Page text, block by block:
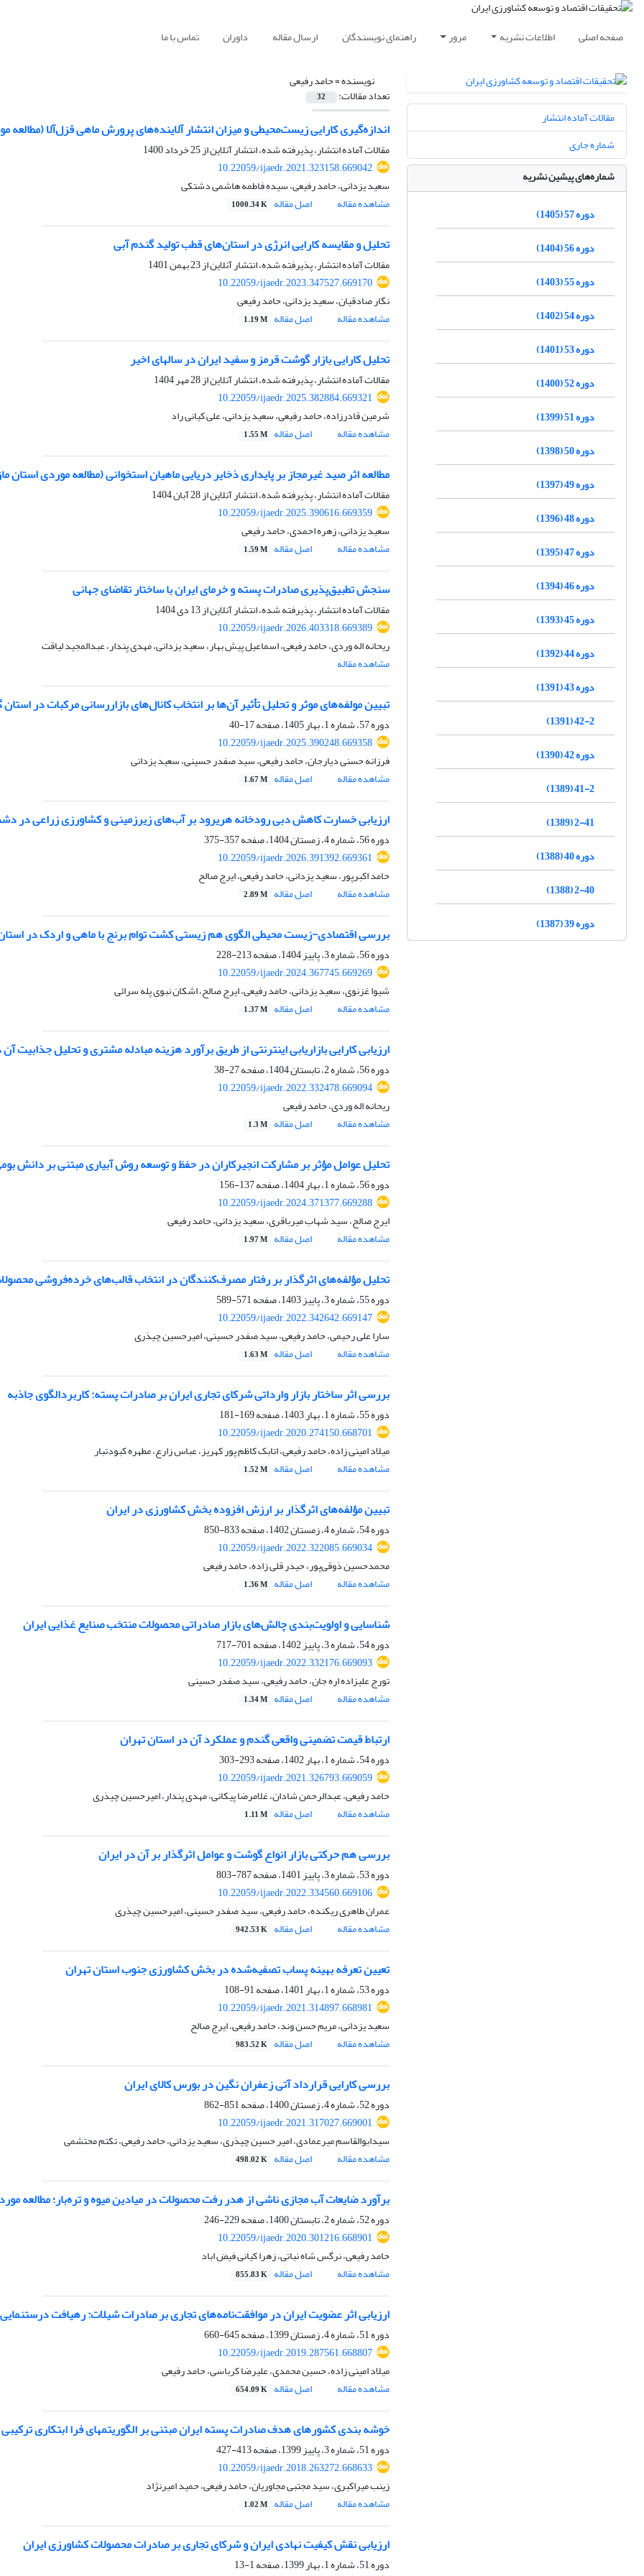
صفحه اصلی اطلاعات نشریه مرور راهنمای نویسندگان ارسال مقاله داوران تماس با ما
نویسنده =حامد رفیعی
تعداد مقالات: 32
اندازه‌گیری کارایی‌ زیست‌محیطی و میزان انتشار آلاینده‌های پرورش ماهی قزل‌آلا (مطالعه
مقالات آماده انتشار، پذیرفته شده، انتشار آنلاین از25 خرداد 1400
10.22059/ijaedr.2021.323158.669042
سعید یزدانی، حامد رفیعی، سیده فاطمه هاشمی دشتکی
مشاهده مقاله
اصل مقاله 1000.34 K
تحلیل و مقایسه کارایی انرژی در استان‌های قطب تولید گندم آبی
مقالات آماده انتشار، پذیرفته شده، انتشار آنلاین از23 بهمن 1401
10.22059/ijaedr.2023.347527.669170
نگار صادقیان، سعید یزدانی، حامد رفیعی
مشاهده مقاله
اصل مقاله 1.19 M
تحلیل کارایی بازار گوشت قرمز و سفید ایران در سالهای اخیر
مقالات آماده انتشار، پذیرفته شده، انتشار آنلاین از28 مهر 1404
10.22059/ijaedr.2025.382884.669321
شرمین قادرزاده، حامد رفیعی، سعید یزدانی، علی کیانی راد
مشاهده مقاله
اصل مقاله 1.55 M
مطالعه اثر صید غیرمجاز بر پایداری ذخایر دریایی ماهیان استخوانی (مطالعه موردی استان
مقالات آماده انتشار، پذیرفته شده، انتشار آنلاین از28 آبان 1404
10.22059/ijaedr.2025.390616.669359
سعید یزدانی، زهره احمدی، حامد رفیعی
مشاهده مقاله
اصل مقاله 1.59 M
سنجش تطبیق‌پذیری صادرات پسته و خرمای ایران با ساختار تقاضای جهانی
مقالات آماده انتشار، پذیرفته شده، انتشار آنلاین از13 دی 1404
10.22059/ijaedr.2026.403318.669389
ریحانه اله وردی، حامد رفیعی، اسماعیل پیش بهار، سعید یزدانی، مهدی پندار، عبدالمجید لیاقت
مشاهده مقاله
تبیین مولفه‌های موثر و تحلیل تأثیر آن‌ها بر انتخاب کانال‌های بازاررسانی مرکبات در استان
دوره 57، شماره 1، بهار 1405، صفحه
17-40
10.22059/ijaedr.2025.390248.669358
فرزانه حسنی دیارجان، حامد رفیعی، سید صفدر حسینی، سعید یزدانی
مشاهده مقاله
اصل مقاله 1.67 M
ارزیابی خسارت کاهش دبی رودخانه هریرود بر آب‌های زیرزمینی و کشاورزی زراعی
دوره 56، شماره 4، زمستان 1404، صفحه
357-375
10.22059/ijaedr.2026.391392.669361
حامد اکبرپور، سعید یزدانی، حامد رفیعی، ایرج صالح
مشاهده مقاله
اصل مقاله 2.89 M
بررسی اقتصادی-زیست محیطی الگوی هم زیستی کشت توام برنج با ماهی و اردک در
دوره 56، شماره 3، پاییز 1404، صفحه
213-228
10.22059/ijaedr.2024.367745.669269
شیوا غزنوی، سعید یزدانی، حامد رفیعی، ایرج صالح، اشکان نبوی پله سرائی
مشاهده مقاله
اصل مقاله 1.37 M
ارزیابی کارایی بازاریابی اینترنتی از طریق برآورد هزینه مبادله مشتری و تحلیل جذابیت
دوره 56، شماره 2، تابستان 1404، صفحه
27-38
10.22059/ijaedr.2022.332478.669094
ریحانه اله وردی، حامد رفیعی
مشاهده مقاله
اصل مقاله 1.3 M
تحلیل عوامل مؤثر بر مشارکت انجیرکاران در حفظ و توسعه‌ روش‌ آبیاری مبتنی بر دانش
دوره 56، شماره 1، بهار 1404، صفحه
137-156
10.22059/ijaedr.2024.371377.669288
ایرج صالح، سید شهاب میرباقری، سعید یزدانی، حامد رفیعی
مشاهده مقاله
اصل مقاله 1.97 M
تحلیل مؤلفه‌های اثرگذار بر رفتار مصرف‌کنندگان در انتخاب قالب‌های خرده‌فروشی
دوره 55، شماره 3، پاییز 1403، صفحه
571-589
10.22059/ijaedr.2022.342642.669147
سارا علی رحیمی، حامد رفیعی، سید صفدر حسینی، امیرحسین چیذری
مشاهده مقاله
اصل مقاله 1.63 M
بررسی اثر ساختار بازار وارداتی شرکای تجاری ایران بر صادرات پسته: کاربردالگوی جاذبه
دوره 55، شماره 1، بهار 1403، صفحه
169-181
10.22059/ijaedr.2020.274150.668701
میلاد امینی زاده، حامد رفیعی، اتابک کاظم پور کهریز، عباس زارع، مطهره کبودتبار
مشاهده مقاله
اصل مقاله 1.52 M
تبیین مؤلفه‌های اثرگذار بر ارزش افزوده بخش کشاورزی در ایران
دوره 54، شماره 4، زمستان 1402، صفحه
833-850
10.22059/ijaedr.2022.322085.669034
محمدحسین ذوقی‌پور، حیدر قلی زاده، حامد رفیعی
مشاهده مقاله
اصل مقاله 1.36 M
شناسایی و اولویت‌بندی چالش‌های بازار صادراتی محصولات منتخب صنایع غذایی ایران
دوره 54، شماره 3، پاییز 1402، صفحه
701-717
10.22059/ijaedr.2022.332176.669093
تورج علیزاده اره جان، حامد رفیعی، سید صفدر حسینی
مشاهده مقاله
اصل مقاله 1.34 M
ارتباط قیمت تضمینی واقعی گندم و عملکرد آن در استان تهران
دوره 54، شماره 1، بهار 1402، صفحه
293-303
10.22059/ijaedr.2021.326793.669059
حامد رفیعی، عبدالرحمن شادان، غلامرضا پیکانی، مهدی پندار، امیرحسین چیذری
مشاهده مقاله
اصل مقاله 1.11 M
بررسی هم حرکتی بازار انواع گوشت و عوامل اثرگذار بر آن در ایران
دوره 53، شماره 3، پاییز 1401، صفحه
787-803
10.22059/ijaedr.2022.334560.669106
عمران طاهری ریکنده، حامد رفیعی، سید صفدر حسینی، امیرحسین چیذری
مشاهده مقاله
اصل مقاله 942.53 K
تعیین تعرفه بهینه پساب تصفیه‌شده در بخش کشاورزی جنوب استان تهران
دوره 53، شماره 1، بهار 1401، صفحه
91-108
10.22059/ijaedr.2021.314897.668981
سعید یزدانی، مریم حسن وند، حامد رفیعی، ایرج صالح
مشاهده مقاله
اصل مقاله 983.52 K
بررسی کارایی قرارداد آتی زعفران نگین در بورس کالای ایران
دوره 52، شماره 4، زمستان 1400، صفحه
851-862
10.22059/ijaedr.2021.317027.669001
سیدابوالقاسم میرعمادی، امیر حسین چیذری، سعید یزدانی، حامد رفیعی، تکتم محتشمی
مشاهده مقاله
اصل مقاله 498.02 K
برآورد ضایعات آب مجازی ناشی از هدر رفت محصولات در میادین میوه‌ و تره‌بار؛ مطالعه
دوره 52، شماره 2، تابستان 1400، صفحه
229-246
10.22059/ijaedr.2020.301216.668901
حامد رفیعی، نرگس شاه نباتی، زهرا کیانی فیض اباد
مشاهده مقاله
اصل مقاله 855.83 K
ارزیابی اثر عضویت ایران در موافقت‌نامه‌های تجاری بر صادرات شیلات: رهیافت
دوره 51، شماره 4، زمستان 1399، صفحه
645-660
10.22059/ijaedr.2019.287561.668807
میلاد امینی زاده، حسین محمدی، علیرضا کرباسی، حامد رفیعی
مشاهده مقاله
اصل مقاله 654.09 K
خوشه بندی کشورهای هدف صادرات پسته ایران مبتنی بر الگوریتمهای فرا ابتکاری ترکیبی
دوره 51، شماره 3، پاییز 1399، صفحه
413-427
10.22059/ijaedr.2018.263272.668633
زینب میراکبری، سید مجتبی مجاوریان، حامد رفیعی، حمید امیرنژاد
مشاهده مقاله
اصل مقاله 1.02 M
ارزیابی نقش کیفیت نهادی ایران و شرکای تجاری بر صادرات محصولات کشاورزی ایران
دوره 51، شماره 1، بهار 1399، صفحه
1-13
مقالات آماده انتشار
شماره جاری
شماره‌های پیشین نشریه
دوره 57 (1405)
دوره 56 (1404)
دوره 55 (1403)
دوره 54 (1402)
دوره 53 (1401)
دوره 52 (1400)
دوره 51 (1399)
دوره 50 (1398)
دوره 49 (1397)
دوره 48 (1396)
دوره 47 (1395)
دوره 46 (1394)
دوره 45 (1393)
دوره 44 (1392)
دوره 43 (1391)
42-2 (1391)
دوره 42 (1390)
41-2 (1389)
2-41 (1389)
دوره 40 (1388)
2-40 (1388)
دوره 39 (1387)